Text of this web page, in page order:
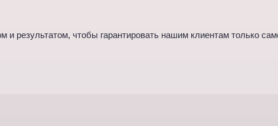
результатом, чтобы гарантировать нашим клиентам только